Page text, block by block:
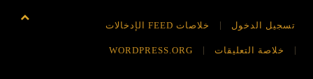
تسجيل الدخول خلاصات FEED الإدخالات
خلاصة التعليقات WORDPRESS.ORG